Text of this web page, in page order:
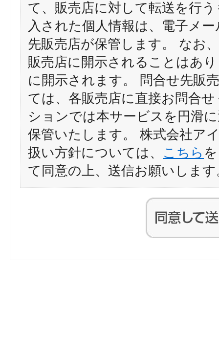
て、販売店に対して転送を行
入された個人情報は、電子メ
先販売店が保管します。 なお
販売店に開示されることはあ
に開示されます。 問合せ先販
ては、各販売店に直接お問合
ションでは本サービスを円滑
保管いたします。 株式会社ア
扱い方針については、 こちら
て同意の上、送信お願いします